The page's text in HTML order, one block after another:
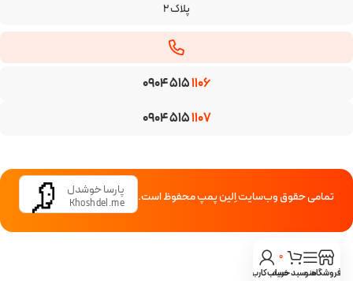
پلاک ۲
0904 5151106
0904 5151107
تمامی حقوق وب‌سایت اِلین پمپ محفوظ است. پارسا خوشدل
Khoshdel.me
فروشگاهمنو
0
سبد خریدحساب کاربری